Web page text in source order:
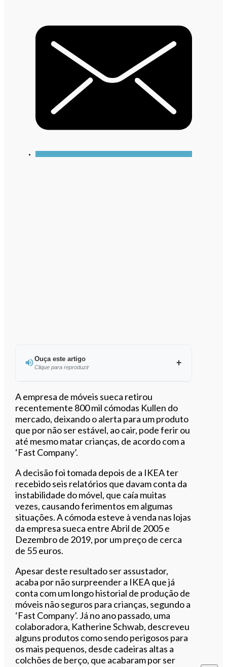
Ouça este artigo
Clique para reproduzir
Ouvir este artigo
A empresa de móveis sueca retirou
recentemente 800 mil cómodas Kullen do
mercado, deixando o alerta para um produto
que por não ser estável, ao cair, pode ferir ou
até mesmo matar crianças, de acordo com a
‘Fast Company’.
A decisão foi tomada depois de a IKEA ter
recebido seis relatórios que davam conta da
instabilidade do móvel, que caía muitas
vezes, causando ferimentos em algumas
situações. A cómoda esteve à venda nas lojas
da empresa sueca entre Abril de 2005 e
Dezembro de 2019, por um preço de cerca
de 55 euros.
Apesar deste resultado ser assustador,
acaba por não surpreender a IKEA que já
conta com um longo historial de produção de
móveis não seguros para crianças, segundo a
‘Fast Company’. Já no ano passado, uma
colaboradora, Katherine Schwab, descreveu
alguns produtos como sendo perigosos para
os mais pequenos, desde cadeiras altas a
colchões de berço, que acabaram por ser